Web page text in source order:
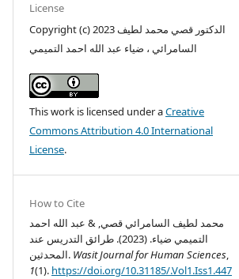
License
Copyright (c) 2023 الدكتور قصي محمد لطيف
السامرائي ، ضياء عبد الله احمد التميمي
This work is licensed under aCreative
Commons Attribution 4.0 International
License.
How to Cite
محمد لطيف السامرائي قصي, & عبد الله احمد
التميمي ضياء. (2023). طرائق التدريس عند
المحدثين. Wasit Journal for Human Sciences,
1(1). https://doi.org/10.31185/.Vol1.Iss1.447